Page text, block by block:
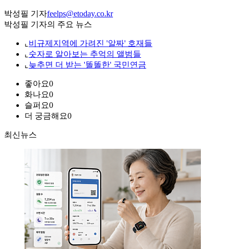
박성필 기자feelps@etoday.co.kr
박성필 기자의 주요 뉴스
⌞ 비규제지역에 가려진 '알짜' 호재들
⌞ 숫자로 알아보는 추억의 앨범들
⌞ 늦추면 더 받는 '똘똘한' 국민연금
좋아요0
화나요0
슬퍼요0
더 궁금해요0
최신뉴스